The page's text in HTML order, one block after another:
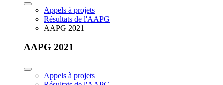
Appels à projets
Résultats de l'AAPG
AAPG 2021
AAPG 2021
Appels à projets